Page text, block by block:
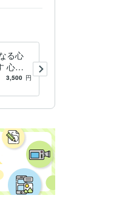
る心
心が
3,500 円